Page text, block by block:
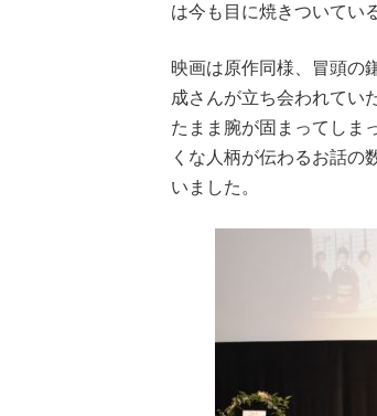
は今も目に焼きついてい
映画は原作同様、冒頭の
成さんが立ち会われてい
たまま腕が固まってしま
くな人柄が伝わるお話の
いました。